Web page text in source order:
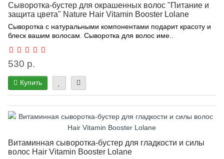
Сыворотка-бустер для окрашенных волос "Питание и
защита цвета" Nature Hair Vitamin Booster Lolane
Сыворотка с натуральными компонентами подарит красоту и
блеск вашим волосам. Сыворотка для волос име..
530 р.
Купить
Витаминная сыворотка-бустер для гладкости и силы
волос Hair Vitamin Booster Lolane